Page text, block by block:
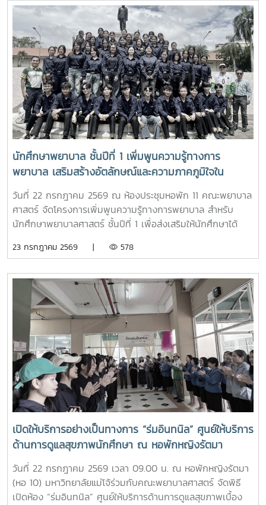
หลักสูตรพยาบาลศาสตร์ ได้แนะนำหลักสูตรพยาบาลศาสตร
บัณฑิต การจัดการเรียนการสอน การฝึกปฏิบัติ คุณสมบัติผู้
สมัคร และแนวทางการศึกษาต่อ เพื่อให้นักเรียนได้รับข้อมูลที่ถูก
ต้อง สามารถนำไปใช้ประกอบการวางแผนศึกษาต่อระดับ
อุดมศึกษาพร้อมกันนี้ ตัวแทนนักศึกษาพยาบาลชั้นปีที่ 4 ได้ร่วม
แลกเปลี่ยนประสบการณ์การเรียน การใช้ชีวิตในรั้วมหาวิทยาลัย
การฝึกงาน เพื่อสร้างแรงบันดาลใจให้กับน้องๆผ่านกิจกรรม
Student Talkช่วงท้ายของกิจกรรม คณะนักเรียนได้เยี่ยมชมห้อง
ปฏิบัติการพยาบาล ตามกิจกรรม “Future Nurse Portfolio”
ทดลองฝึกปฏิบัติทักษะทางการพยาบาลเบื้องต้น อาทิ การวัด
สัญญาณชีพ การช่วยฟื้นคืนชีพ (CPR) การฝึกพันผ้า การฝึก
ทักษะการฉีดยาเบื้องต้นกับหุ่นจำลอง และกายวิพากษ์ โดยมี
อาจารย์และนักศึกษาพยาบาลคอยให้คำแนะนำอย่างใกล้ชิด
บรรยากาศเต็มไปด้วยความอบอุ่น สนุกสนาน เป็นกันเอง
นักเรียนให้ความสนใจเข้าร่วมกิจกรรมเป็นอย่างมาก ตลอดจนซัก
ถามแลกเปลี่ยนความคิดเห็นกับคณาจารย์และรุ่นพี่นักศึกษาใน
เวลาอ่านหนังสือ เป็นต้นอย่างไรก็ตาม การศึกษาดูงานครั้งนี้
แรงบันดาลใจแก่นักเรียนในการก้าวสู่การเป็นบุคลากรทางการ
พยาบาลในอนาคตต่อไป
นักศึกษาพยาบาล ชั้นปีที่ 1 เพิ่มพูนความรู้ทางการ
พยาบาล เสริมสร้างอัตลักษณ์และความภาคภูมิใจใน
สถาบัน ภายใต้รายวิชา แม่โจ้วิถีใหม่
วันที่ 22 กรกฎาคม 2569 ณ ห้องประชุมหอพัก 11 คณะพยาบาล
ศาสตร์ จัดโครงการเพิ่มพูนความรู้ทางการพยาบาล สำหรับ
นักศึกษาพยาบาลศาสตร์ ชั้นปีที่ 1 เพื่อส่งเสริมให้นักศึกษาได้
มหาวิทยาลัย ตลอดจนปลูกฝังความภาคภูมิใจในความเป็น “ลูก
วิถีใหม่ (11701001)ในการนี้ รองศาสตราจารย์ ดร.เทพ พงษ์พา
นิช นายกสภามหาวิทยาลัยแม่โจ้ พร้อมด้วย นายพงษ์พิพัฒน์
ราชจันทร์ หัวหน้างานพัฒนานักศึกษาและศิษย์เก่าสัมพันธ์ ใน
ฐานะอาจารย์ประจำรายวิชา ร่วมให้ความรู้เกี่ยวกับประวัติความ
เป็นมา ปรัชญา และอัตลักษณ์ของมหาวิทยาลัยแม่โจ้ เพื่อสร้าง
ความเข้าใจและความผูกพันต่อสถาบันโอกาสนี้ รองศาสตราจารย์
ดร.เทพ พงษ์พานิช ได้เน้นย้ำให้นักศึกษาเรียนรู้รากเหง้าความ
เป็นแม่โจ้ มีความภาคภูมิใจในสถาบัน มีพลังใจในการศึกษา ยึด
มั่นและดำเนินตามรอยคุณงามความดีของปูชนียบุคคล ประพฤติ
ตนเป็นคนดี มีความรับผิดชอบ ยึดถืออัตลักษณ์ของนักศึกษา
พยาบาลศาสตร์ มหาวิทยาลัยแม่โจ้ ที่ว่า “งามสง่า จิตอาสา
อดทน สู้งาน” เพื่อเติบโตเป็นบัณฑิตพยาบาลที่มีคุณภาพ เป็น
กำลังสำคัญของสังคมในอนาคตพร้อมกันนี้ นายนพกิจ แผ่พร
รักษาการหัวหน้างานหอพักนักศึกษา ได้บรรยายภาพรวมการ
ดำเนินงานของหอพักนักศึกษา พร้อมแนะนำระบบการดูแลและ
การใช้ชีวิตในรั้วมหาวิทยาลัย และ นายวิทชัย สุขเพราะนา หัวหน้า
23 กรกฎาคม 2569 | 578
เปิดให้บริการอย่างเป็นทางการ “ร่มอินทนิล” ศูนย์ให้บริการ
ด้านการดูแลสุขภาพนักศึกษา ณ หอพักหญิงรัตมา
วันที่ 22 กรกฎาคม 2569 เวลา 09.00 น. ณ หอพักหญิงรัตมา
(หอ 10) มหาวิทยาลัยแม่โจ้ร่วมกับคณะพยาบาลศาสตร์ จัดพิธี
เปิดห้อง “ร่มอินทนิล” ศูนย์ให้บริการด้านการดูแลสุขภาพเบื้อง